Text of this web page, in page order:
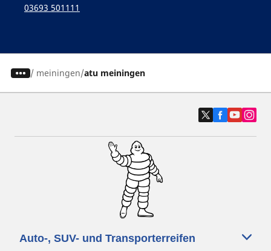
03693 501111
/ meiningen atu meiningen
Auto-, SUV- und Transporterreifen